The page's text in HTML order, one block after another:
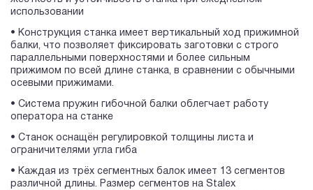
использовании
• Конструкция станка имеет вертикальный ход прижимной
балки, что позволяет фиксировать заготовки с строго
параллельными поверхностями и более сильным
прижимом по всей длине станка, в сравнении с обычными
осевыми прижимами.
• Система пружин гибочной балки облегчает работу
оператора на станке
• Станок оснащён регулировкой толщины листа и
ограничителями угла гиба
• Каждая из трёх сегментных балок имеет 13 сегментов
различной длины. Размер сегментов на Stalex